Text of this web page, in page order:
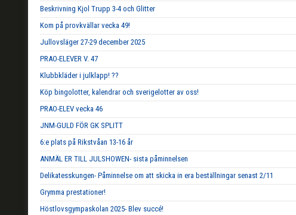
Beskrivning Kjol Trupp 3-4 och Glitter
Kom på provkvällar vecka 49!
Jullovsläger 27-29 december 2025
PRAO-ELEVER V. 47
Klubbkläder i julklapp! ??
Köp bingolotter, kalendrar och sverigelotter av oss!
PRAO-ELEV vecka 46
JNM-GULD FÖR GK SPLITT
6:e plats på Rikstvåan 13-16 år
ANMÄL ER TILL JULSHOWEN- sista påminnelsen
Delikatesskungen- Påminnelse om att skicka in era beställningar senast 2/11
Grymma prestationer!
Höstlovsgympaskolan 2025- Blev succé!